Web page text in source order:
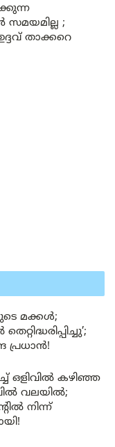
;
താക്കറെ
മക്കൾ;
പ്രധാൻ!
ഒളിവിൽ കഴിഞ്ഞ
വലയിൽ;
നിന്ന്